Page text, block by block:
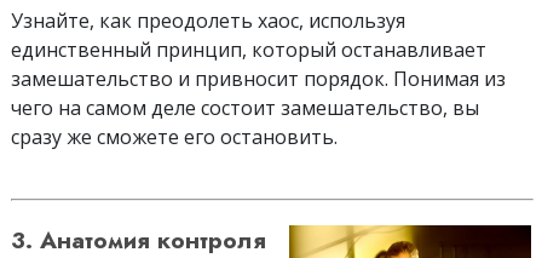
Узнайте, как преодолеть хаос, используя
единственный принцип, который останавливает
замешательство и привносит порядок. Понимая из
чего на самом деле состоит замешательство, вы
сразу же сможете его остановить.
3. Анатомия контроля